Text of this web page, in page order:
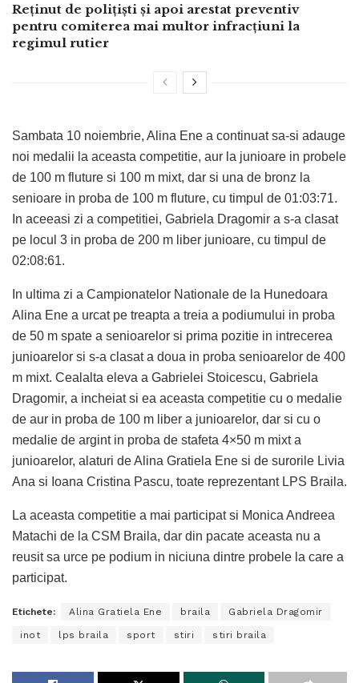
Reținut de polițiști și apoi arestat preventiv
pentru comiterea mai multor infracțiuni la
regimul rutier
Sambata 10 noiembrie, Alina Ene a continuat sa-si adauge
noi medalii la aceasta competitie, aur la junioare in probele
de 100 m fluture si 100 m mixt, dar si una de bronz la
senioare in proba de 100 m fluture, cu timpul de 01:03:71.
In aceeasi zi a competitiei, Gabriela Dragomir a s-a clasat
pe locul 3 in proba de 200 m liber junioare, cu timpul de
02:08:61.
In ultima zi a Campionatelor Nationale de la Hunedoara
Alina Ene a urcat pe treapta a treia a podiumului in proba
de 50 m spate a senioarelor si prima pozitie in intrecerea
junioarelor si s-a clasat a doua in proba senioarelor de 400
m mixt. Cealalta eleva a Gabrielei Stoicescu, Gabriela
Dragomir, a incheiat si ea aceasta competitie cu o medalie
de aur in proba de 100 m liber a junioarelor, dar si cu o
medalie de argint in proba de stafeta 4×50 m mixt a
junioarelor, alaturi de Alina Gratiela Ene si de surorile Livia
Ana si Ioana Cristina Pascu, toate reprezentant LPS Braila.
La aceasta competitie a mai participat si Monica Andreea
Matachi de la CSM Braila, dar din pacate aceasta nu a
reusit sa urce pe podium in niciuna dintre probele la care a
participat.
Etichete: Alina Gratiela Ene braila Gabriela Dragomir
inot lps braila sport stiri stiri braila